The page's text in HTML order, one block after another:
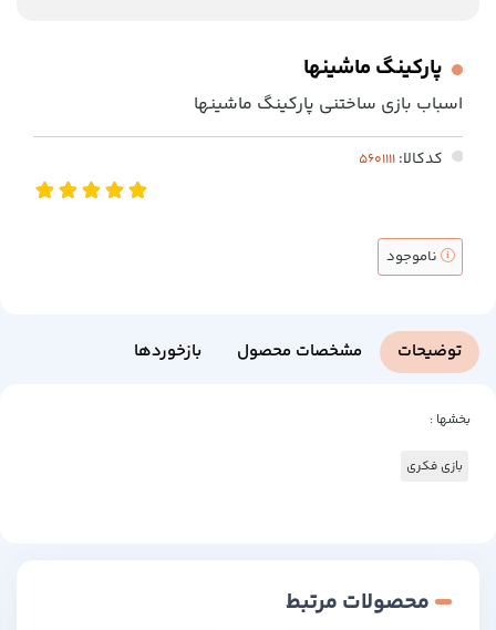
پارکینگ ماشینها
اسباب بازی ساختنی پارکینگ ماشینها
کدکالا:
ناموجود
توضیحات مشخصات محصول بازخوردها
بخشها :
بازی فکری
محصولات مرتبط